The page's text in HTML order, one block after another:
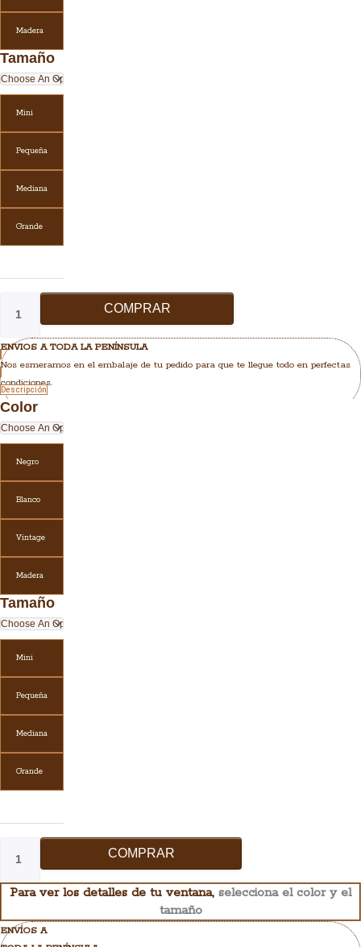
Madera
Tamaño
Mini
Pequeña
Mediana
Grande
COMPRAR
ENVIOS A TODA LA PENÍNSULA
Nos esmeramos en el embalaje de tu pedido para que te llegue todo en perfectas
condiciones.
Descripción
Color
Negro
Blanco
Vintage
Madera
Tamaño
Mini
Pequeña
Mediana
Grande
COMPRAR
Para ver los detalles de tu ventana, selecciona el color y el
tamaño
ENVÍOS A